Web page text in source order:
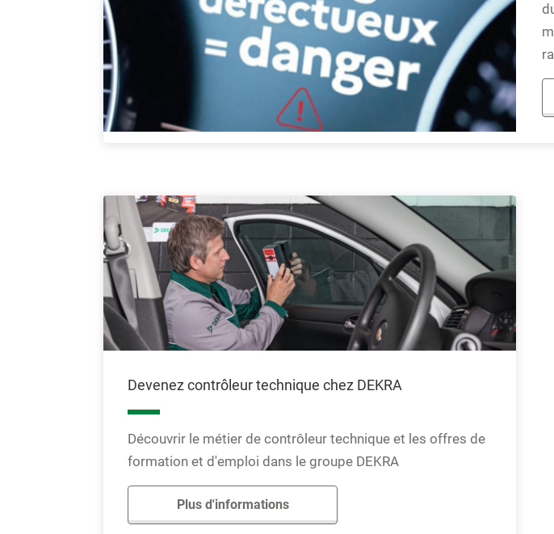
Devenez contrôleur technique chez DEKRA
Découvrir le métier de contrôleur technique et les offres de
formation et d'emploi dans le groupe DEKRA
Plus d'informations